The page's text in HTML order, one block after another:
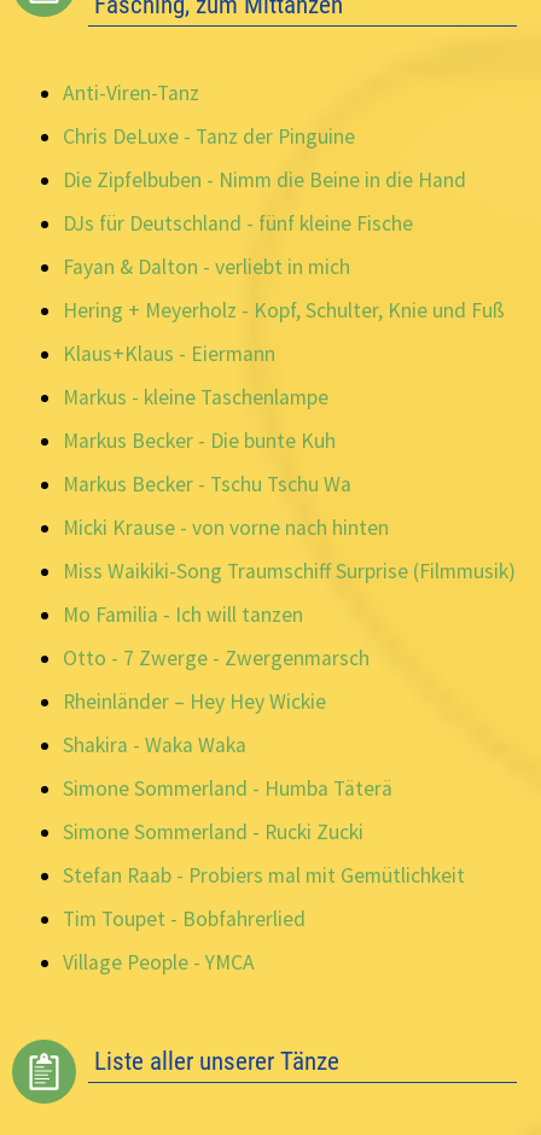
Anti-Viren-Tanz
Chris DeLuxe - Tanz der Pinguine
Die Zipfelbuben - Nimm die Beine in die Hand
DJs für Deutschland - fünf kleine Fische
Fayan & Dalton - verliebt in mich
Hering + Meyerholz - Kopf, Schulter, Knie und Fuß
Klaus+Klaus - Eiermann
Markus - kleine Taschenlampe
Markus Becker - Die bunte Kuh
Markus Becker - Tschu Tschu Wa
Micki Krause - von vorne nach hinten
Miss Waikiki-Song Traumschiff Surprise (Filmmusik)
Mo Familia - Ich will tanzen
Otto - 7 Zwerge - Zwergenmarsch
Rheinländer – Hey Hey Wickie
Shakira - Waka Waka
Simone Sommerland - Humba Täterä
Simone Sommerland - Rucki Zucki
Stefan Raab - Probiers mal mit Gemütlichkeit
Tim Toupet - Bobfahrerlied
Village People - YMCA
Liste aller unserer Tänze